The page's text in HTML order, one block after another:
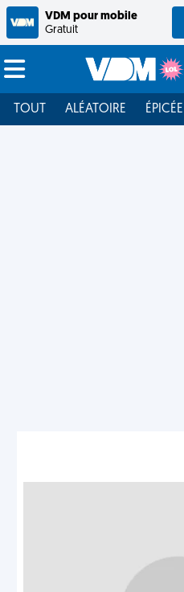
VDM pour mobile
Gratuit
TOUT ALÉATOIRE ÉPICÉE